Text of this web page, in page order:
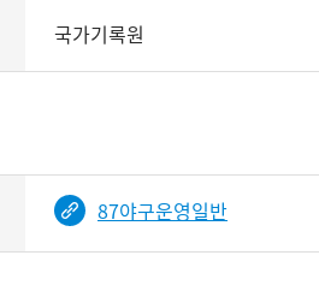
국가기록원
87야구운영일반